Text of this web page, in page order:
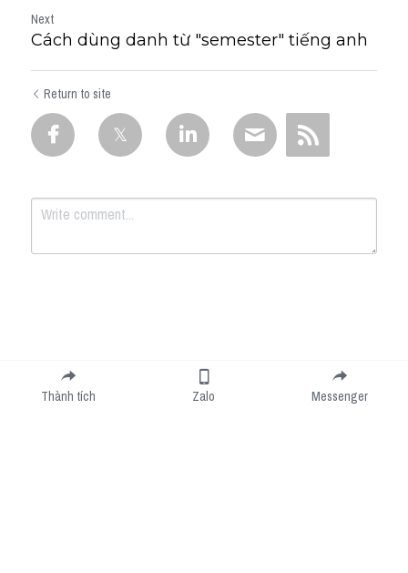
Next
Cách dùng danh từ "semester" tiếng anh
Return to site
Submit
Thành tích Zalo Messenger